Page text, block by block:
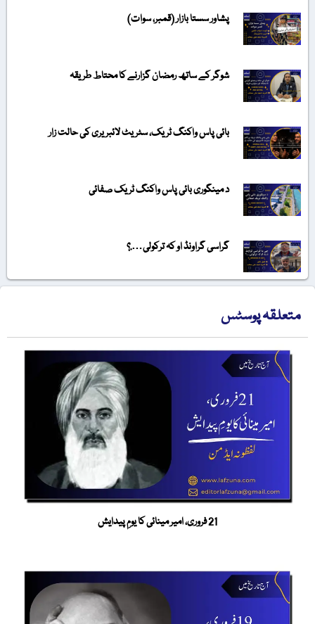
پشاور سستا بازار (قمبر، سوات)
شوگر کے ساتھ رمضان گزارنے کا محتاط طریقہ
بائی پاس واکنگ ٹریک، سٹریٹ لائبریری کی حالت زار
د مینگوری بائی پاس واکنگ ٹریک صفائی
گراسی گراونڈ او کہ ترکولی….؟
متعلقہ پوسٹس
21 فروری، امیر مینائی کا یومِ پیدایش